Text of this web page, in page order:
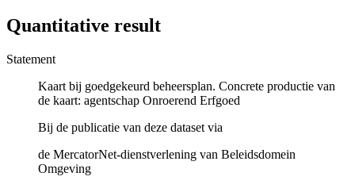
Quantitative result
Statement
Kaart bij goedgekeurd beheersplan. Concrete productie van
de kaart: agentschap Onroerend Erfgoed
Bij de publicatie van deze dataset via
de MercatorNet-dienstverlening van Beleidsdomein
Omgeving